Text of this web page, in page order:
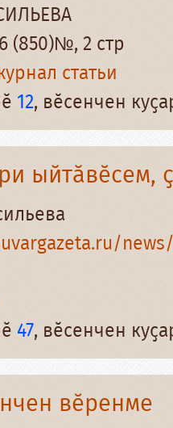
(850)№, 2 стр
статьи
12, вӗсенчен
ыйтӑвӗсем,
47, вӗсенчен
вӗренме